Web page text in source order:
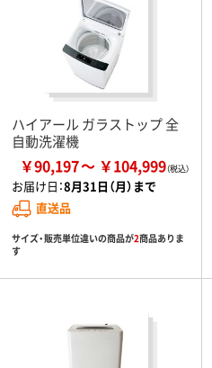
ハイアール ガラストップ 全
自動洗濯機
￥90,197 ￥104,999
お届け日：8月31日（月）まで
直送品
サイズ・販売単位違いの商品が2商品ありま
す